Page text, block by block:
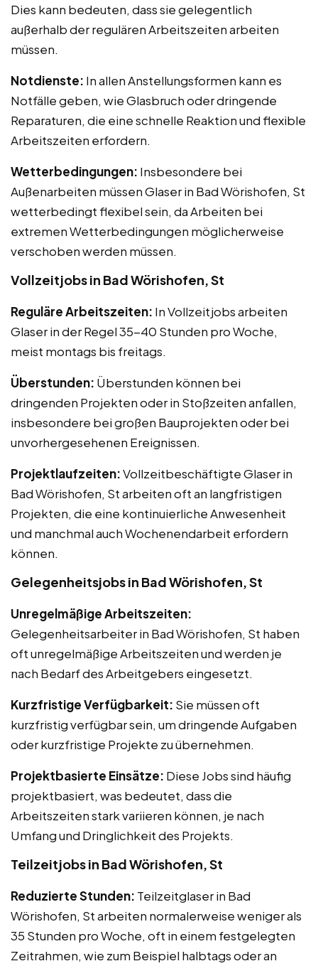
Dies kann bedeuten, dass sie gelegentlich
außerhalb der regulären Arbeitszeiten arbeiten
müssen.
Notdienste: In allen Anstellungsformen kann es
Notfälle geben, wie Glasbruch oder dringende
Reparaturen, die eine schnelle Reaktion und flexible
Arbeitszeiten erfordern.
Wetterbedingungen: Insbesondere bei
Außenarbeiten müssen Glaser in Bad Wörishofen, St
wetterbedingt flexibel sein, da Arbeiten bei
extremen Wetterbedingungen möglicherweise
verschoben werden müssen.
Vollzeitjobs in Bad Wörishofen, St
Reguläre Arbeitszeiten: In Vollzeitjobs arbeiten
Glaser in der Regel 35-40 Stunden pro Woche,
meist montags bis freitags.
Überstunden: Überstunden können bei
dringenden Projekten oder in Stoßzeiten anfallen,
insbesondere bei großen Bauprojekten oder bei
unvorhergesehenen Ereignissen.
Projektlaufzeiten:Vollzeitbeschäftigte Glaser in
Bad Wörishofen, St arbeiten oft an langfristigen
Projekten, die eine kontinuierliche Anwesenheit
und manchmal auch Wochenendarbeit erfordern
können.
Gelegenheitsjobs in Bad Wörishofen, St
Unregelmäßige Arbeitszeiten:
Gelegenheitsarbeiter in Bad Wörishofen, St haben
oft unregelmäßige Arbeitszeiten und werden je
nach Bedarf des Arbeitgebers eingesetzt.
Kurzfristige Verfügbarkeit: Sie müssen oft
kurzfristig verfügbar sein, um dringende Aufgaben
oder kurzfristige Projekte zu übernehmen.
Projektbasierte Einsätze: Diese Jobs sind häufig
projektbasiert, was bedeutet, dass die
Arbeitszeiten stark variieren können, je nach
Umfang und Dringlichkeit des Projekts.
Teilzeitjobs in Bad Wörishofen, St
Reduzierte Stunden: Teilzeitglaser in Bad
Wörishofen, St arbeiten normalerweise weniger als
35 Stunden pro Woche, oft in einem festgelegten
Zeitrahmen, wie zum Beispiel halbtags oder an